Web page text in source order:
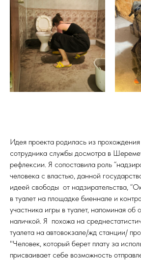
Идея проекта родилась из
сотрудника службы досмотра в
рефлексии. Я сопоставила роль
человека с властью, данной
идеей свободы от надзирательства,
в туалет на площадке биеннале и
участника игры в туалет, напоминая об
наличкой. Я похожа на
туалета на автовокзале/жд станции/
"Человек, который берет плату за
присваивает себе возможность